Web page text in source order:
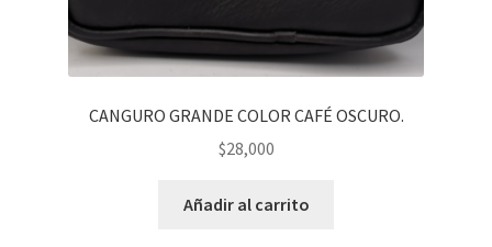
CANGURO GRANDE COLOR CAFÉ OSCURO.
$28,000
Añadir al carrito